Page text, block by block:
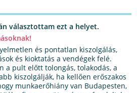
választottam ezt a helyet.
és pontatlan kiszolgálás,
és kioktatás a vendégek felé.
a pult előtt tolongás, tolakodás, a
kiszolgálják, ha kellően erőszakos
munkaerőhiány van Budapesten,